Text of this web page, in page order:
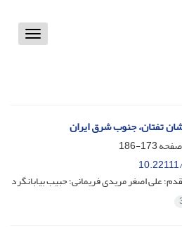
Toggle
تفتان، جنوب شرق ایران
173-186
علی اصغر مریدی فریمانی؛ حبیب بیابانگرد